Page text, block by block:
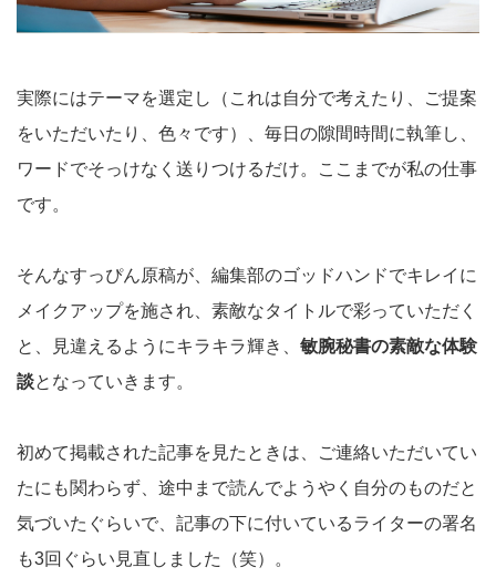
実際にはテーマを選定し（これは自分で考えたり、ご提案
をいただいたり、色々です）、毎日の隙間時間に執筆し、
ワードでそっけなく送りつけるだけ。ここまでが私の仕事
です。
そんなすっぴん原稿が、編集部のゴッドハンドでキレイに
メイクアップを施され、素敵なタイトルで彩っていただく
と、見違えるようにキラキラ輝き、 敏腕秘書の素敵な体験
談となっていきます。
初めて掲載された記事を見たときは、ご連絡いただいてい
たにも関わらず、途中まで読んでようやく自分のものだと
気づいたぐらいで、記事の下に付いているライターの署名
も3回ぐらい見直しました（笑）。